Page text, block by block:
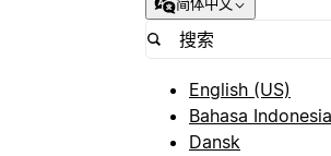
简体中文
English (US)
Bahasa Indonesia
Dansk